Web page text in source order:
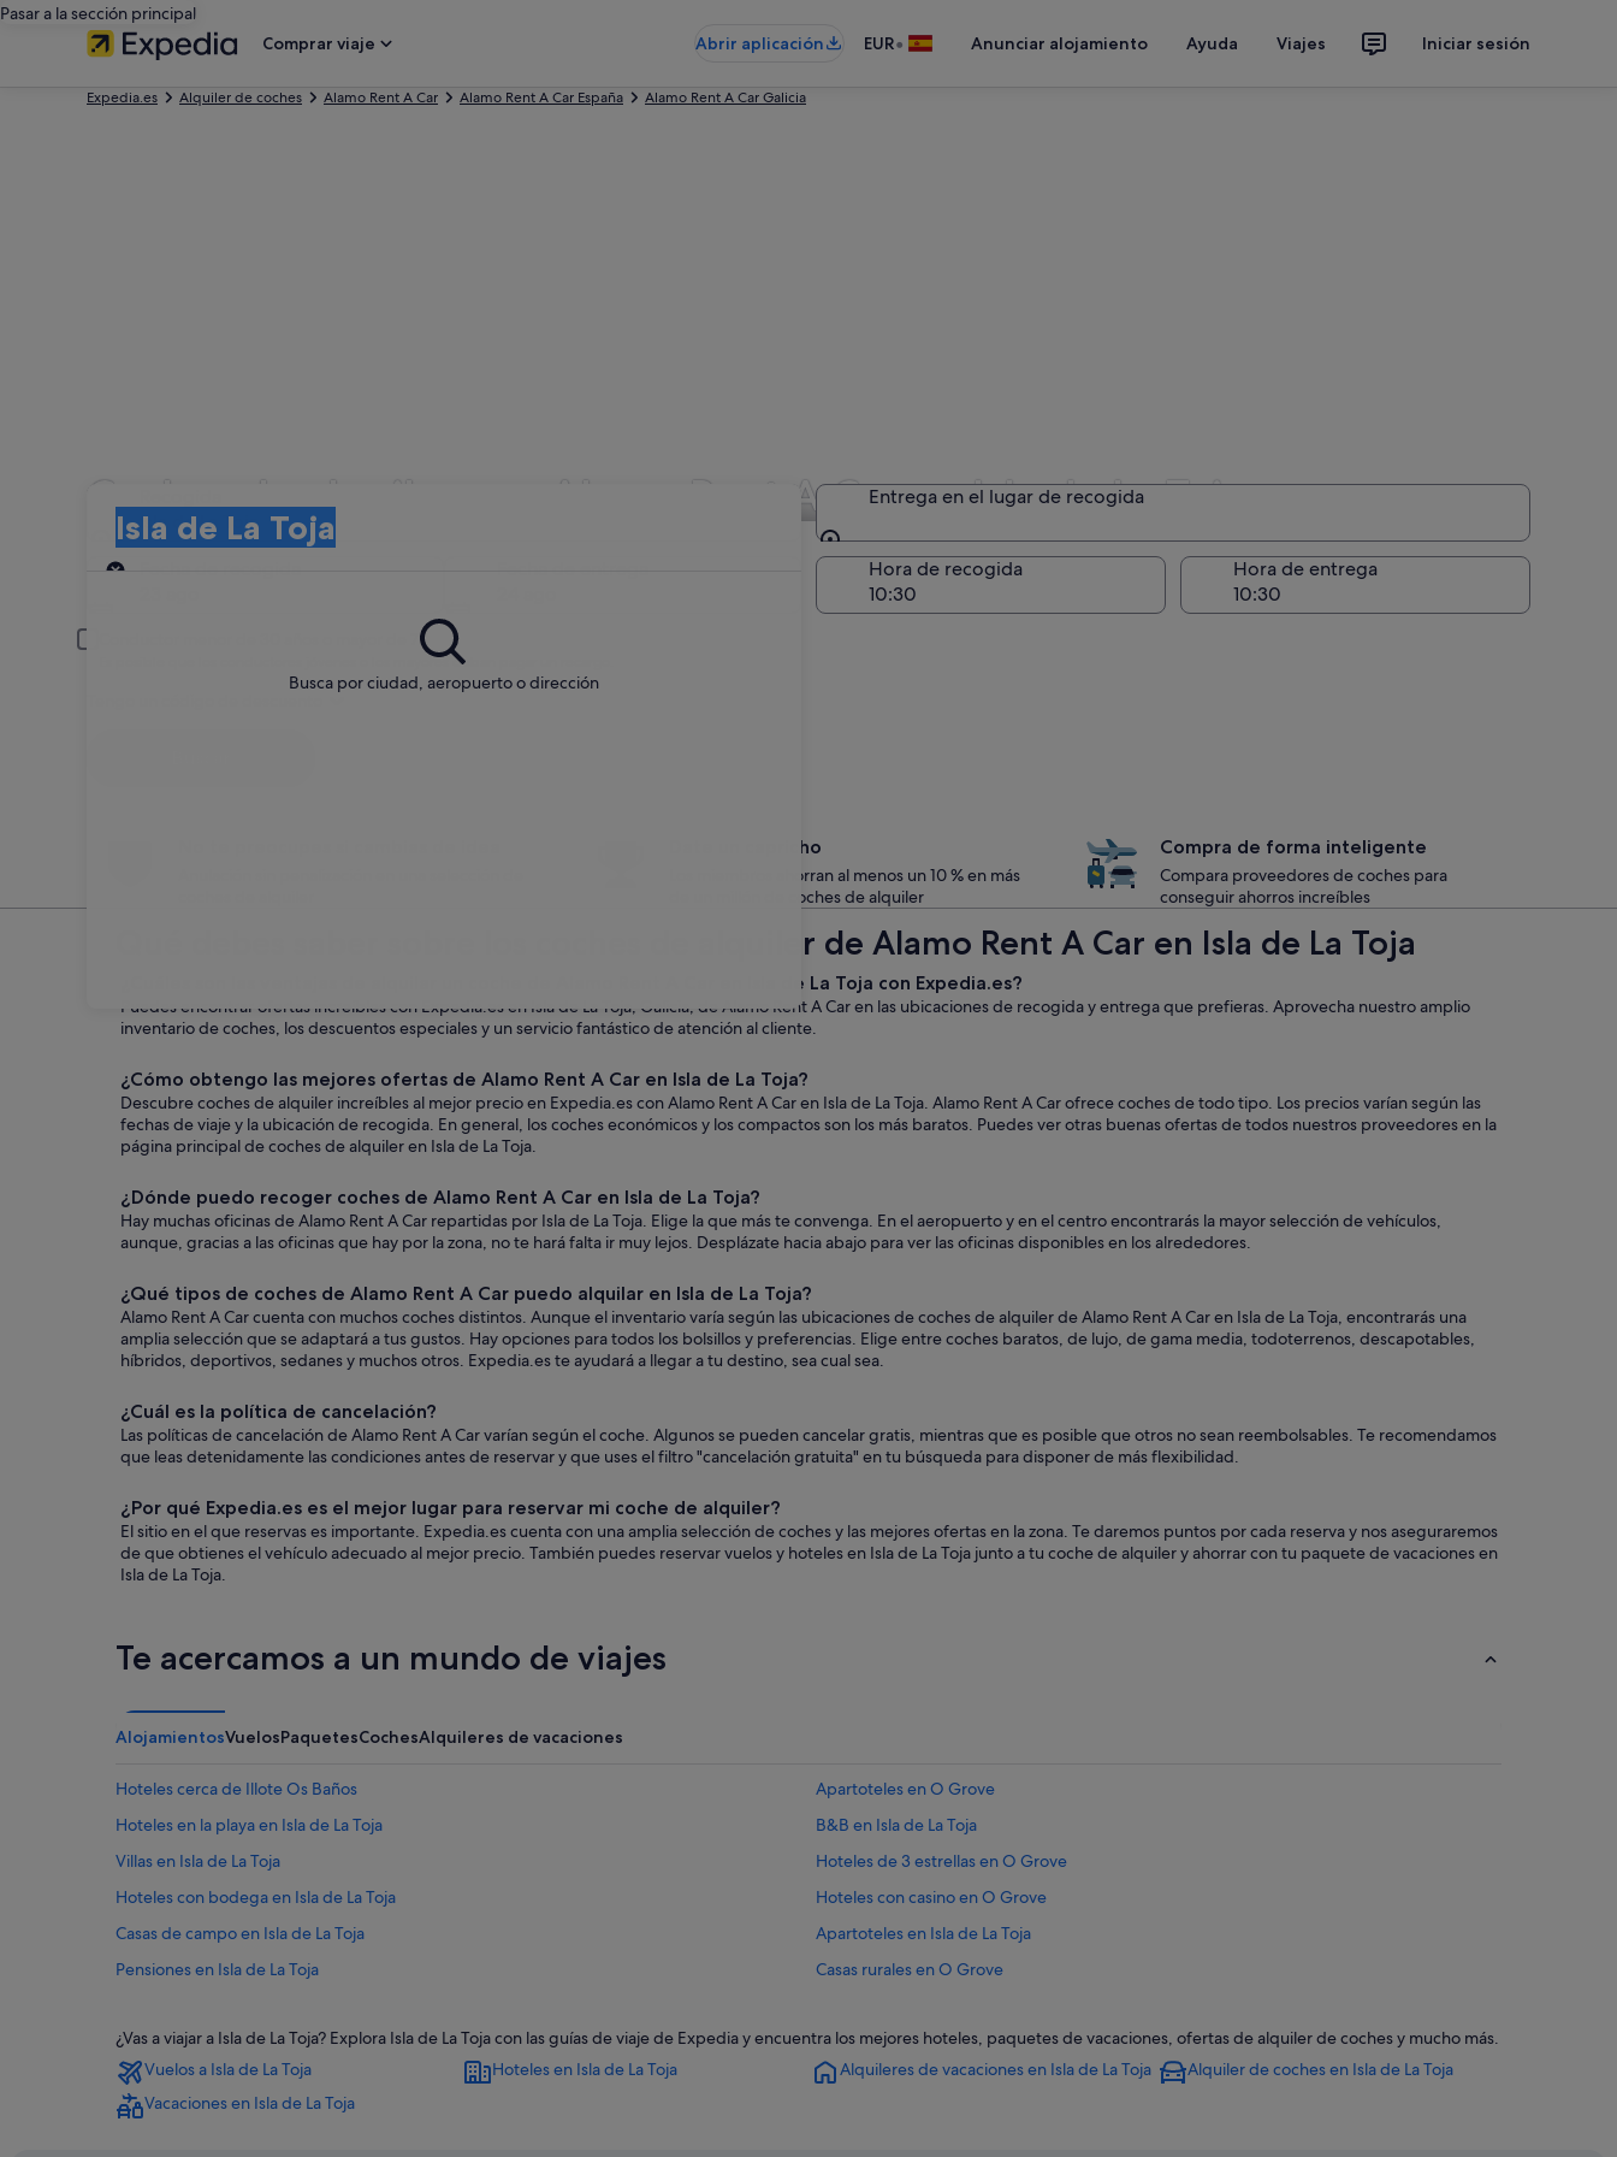
Pasar a la sección principal
Comprar viaje
Abrir aplicación EUR• Anunciar alojamiento Ayuda Viajes Iniciar sesión
Expedia.es Alquiler de coches Alamo Rent A Car Alamo Rent A Car España Alamo Rent A Car Galicia
Coches de alquiler con Alamo Rent A Car en Isla de La Toja
Busca por ciudad, aeropuerto o dirección
Isla de La Toja
Recogida
Entrega en el lugar de recogida
Entrega en el lugar de recogida
Hora de recogida Hora de entrega
Conductor menor de 30 años o mayor de 70
Es posible que los conductores jóvenes o los mayores deban pagar un recargo.
Date un capricho
Los miembros ahorran al menos un 10 % en más
de un millón de coches de alquiler
Compra de forma inteligente
Compara proveedores de coches para
conseguir ahorros increíbles
Qué debes saber sobre los coches de alquiler de Alamo Rent A Car en Isla de La Toja
¿Cuáles son las ventajas de alquilar un coche de Alamo Rent A Car en Isla de La Toja con Expedia.es?
Puedes encontrar ofertas increíbles con Expedia.es en Isla de La Toja, Galicia, de Alamo Rent A Car en las ubicaciones de recogida y entrega que prefieras. Aprovecha nuestro amplio
inventario de coches, los descuentos especiales y un servicio fantástico de atención al cliente.
¿Cómo obtengo las mejores ofertas de Alamo Rent A Car en Isla de La Toja?
Descubre coches de alquiler increíbles al mejor precio en Expedia.es con Alamo Rent A Car en Isla de La Toja. Alamo Rent A Car ofrece coches de todo tipo. Los precios varían según las
fechas de viaje y la ubicación de recogida. En general, los coches económicos y los compactos son los más baratos. Puedes ver otras buenas ofertas de todos nuestros proveedores en la
página principal de coches de alquiler en Isla de La Toja.
¿Dónde puedo recoger coches de Alamo Rent A Car en Isla de La Toja?
Hay muchas oficinas de Alamo Rent A Car repartidas por Isla de La Toja. Elige la que más te convenga. En el aeropuerto y en el centro encontrarás la mayor selección de vehículos,
aunque, gracias a las oficinas que hay por la zona, no te hará falta ir muy lejos. Desplázate hacia abajo para ver las oficinas disponibles en los alrededores.
¿Qué tipos de coches de Alamo Rent A Car puedo alquilar en Isla de La Toja?
Alamo Rent A Car cuenta con muchos coches distintos. Aunque el inventario varía según las ubicaciones de coches de alquiler de Alamo Rent A Car en Isla de La Toja, encontrarás una
amplia selección que se adaptará a tus gustos. Hay opciones para todos los bolsillos y preferencias. Elige entre coches baratos, de lujo, de gama media, todoterrenos, descapotables,
híbridos, deportivos, sedanes y muchos otros. Expedia.es te ayudará a llegar a tu destino, sea cual sea.
¿Cuál es la política de cancelación?
Las políticas de cancelación de Alamo Rent A Car varían según el coche. Algunos se pueden cancelar gratis, mientras que es posible que otros no sean reembolsables. Te recomendamos
que leas detenidamente las condiciones antes de reservar y que uses el filtro "cancelación gratuita" en tu búsqueda para disponer de más flexibilidad.
¿Por qué Expedia.es es el mejor lugar para reservar mi coche de alquiler?
El sitio en el que reservas es importante. Expedia.es cuenta con una amplia selección de coches y las mejores ofertas en la zona. Te daremos puntos por cada reserva y nos aseguraremos
de que obtienes el vehículo adecuado al mejor precio. También puedes reservar vuelos y hoteles en Isla de La Toja junto a tu coche de alquiler y ahorrar con tu paquete de vacaciones en
Isla de La Toja.
Te acercamos a un mundo de viajes
AlojamientosVuelosPaquetesCochesAlquileres de vacaciones
Hoteles cerca de Illote Os Baños
Apartoteles en O Grove
Hoteles en la playa en Isla de La Toja
B&B en Isla de La Toja
Villas en Isla de La Toja
Hoteles de 3 estrellas en O Grove
Hoteles con bodega en Isla de La Toja
Hoteles con casino en O Grove
Casas de campo en Isla de La Toja
Apartoteles en Isla de La Toja
Pensiones en Isla de La Toja
Casas rurales en O Grove
Paradores hoteles en O Grove
Hoteles con gimnasio en Isla de La Toja
Cabañas en Isla de La Toja
Hoteles para bodas en Isla de La Toja
Albergues en Isla de La Toja
¿Vas a viajar a Isla de La Toja? Explora Isla de La Toja con las guías de viaje de Expedia y encuentra los mejores hoteles, paquetes de vacaciones, ofertas de alquiler de coches y mucho más.
Vuelos a Isla de La Toja
Hoteles en Isla de La Toja Alquileres de vacaciones en Isla de La Toja
Alquiler de coches en Isla de La Toja
Vacaciones en Isla de La Toja